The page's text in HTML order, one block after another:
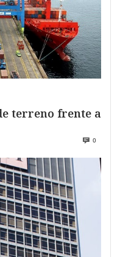
terreno frente a
0